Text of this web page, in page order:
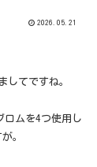
2026.05.21
してですね。
ロムを4つ使用し
。